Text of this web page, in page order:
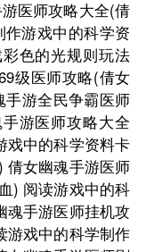
医师攻略大全(倩
作游戏中的科学资
色的光规则玩法
级医师攻略(倩女
手游全民争霸医师
游医师攻略大全
戏中的科学资料卡
倩女幽魂手游医师
) 阅读游戏中的科
魂手游医师挂机攻
游戏中的科学制作